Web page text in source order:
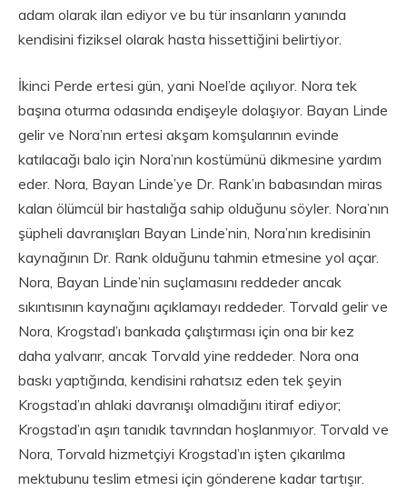
adam olarak ilan ediyor ve bu tür insanların yanında
kendisini fiziksel olarak hasta hissettiğini belirtiyor.
İkinci Perde ertesi gün, yani Noel’de açılıyor. Nora tek
başına oturma odasında endişeyle dolaşıyor. Bayan Linde
gelir ve Nora’nın ertesi akşam komşularının evinde
katılacağı balo için Nora’nın kostümünü dikmesine yardım
eder. Nora, Bayan Linde’ye Dr. Rank’ın babasından miras
kalan ölümcül bir hastalığa sahip olduğunu söyler. Nora’nın
şüpheli davranışları Bayan Linde’nin, Nora’nın kredisinin
kaynağının Dr. Rank olduğunu tahmin etmesine yol açar.
Nora, Bayan Linde’nin suçlamasını reddeder ancak
sıkıntısının kaynağını açıklamayı reddeder. Torvald gelir ve
Nora, Krogstad’ı bankada çalıştırması için ona bir kez
daha yalvarır, ancak Torvald yine reddeder. Nora ona
baskı yaptığında, kendisini rahatsız eden tek şeyin
Krogstad’ın ahlaki davranışı olmadığını itiraf ediyor;
Krogstad’ın aşırı tanıdık tavrından hoşlanmıyor. Torvald ve
Nora, Torvald hizmetçiyi Krogstad’ın işten çıkarılma
mektubunu teslim etmesi için gönderene kadar tartışır.